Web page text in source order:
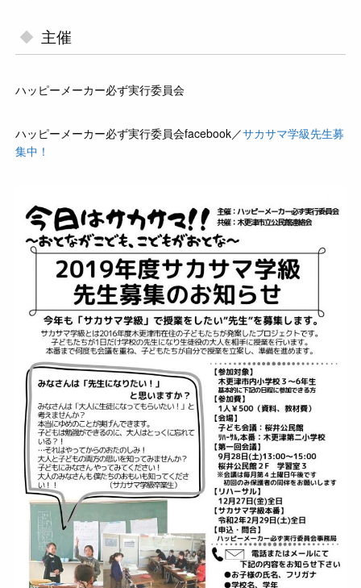
主催
ハッピーメーカー必ず実行委員会
ハッピーメーカー必ず実行委員会facebook／サカサマ学級先生募
集中！